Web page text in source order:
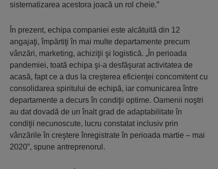
sistematizarea acestora joacă un rol cheie.”
În prezent, echipa companiei este alcătuită din 12
angajaţi, împărtiţi în mai multe departamente precum
vânzări, marketing, achiziţii şi logistică. „În perioada
pandemiei, toată echipa şi-a desfăşurat activitatea de
acasă, fapt ce a dus la creşterea eficienţei concomitent cu
consolidarea spiritului de echipă, iar comunicarea între
departamente a decurs în condiţii optime. Oamenii noştri
au dat dovadă de un înalt grad de adaptabilitate în
condiţii necunoscute, lucru constatat inclusiv prin
vânzările în creştere înregistrate în perioada martie – mai
2020”, spune antreprenorul.